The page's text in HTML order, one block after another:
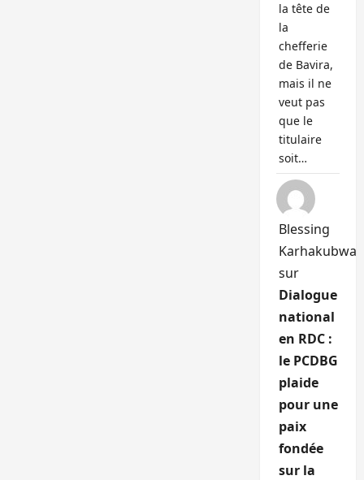
la tête de
la
chefferie
de Bavira,
mais il ne
veut pas
que le
titulaire
soit…
Blessing
Karhakubwa
sur
Dialogue
national
en RDC :
le PCDBG
plaide
pour une
paix
fondée
sur la